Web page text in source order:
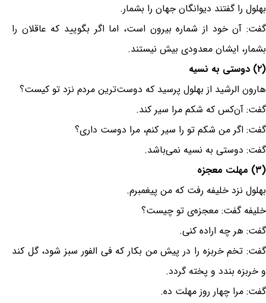
بهلول را گفتند دیوانگان جهان را بشمار.
گفت: آن خود از شماره بیرون است، اما اگر بگویید که عاقلان را
بشمار، ایشان معدودی بیش نیستند.
(۲) دوستی به نسیه
هارون الرشید از بهلول پرسید که دوست‌ترین مردم نزد تو کیست؟
گفت: آن‌کس که شکم مرا سیر کند.
گفت: اگر من شکم تو را سیر کنم، مرا دوست داری؟
گفت: دوستی به نسیه نمی‌باشد.
(۳) مهلت معجزه
بهلول نزد خلیفه رفت که من پیغمبرم.
خلیفه گفت: معجزه‌ی تو چیست؟
گفت: هر چه اراده کنی.
گفت: تخم خربزه را در پیش من بکار که فی الفور سبز شود، گل کند
و خربزه بندد و پخته گردد.
گفت: مرا چهار روز مهلت ده.